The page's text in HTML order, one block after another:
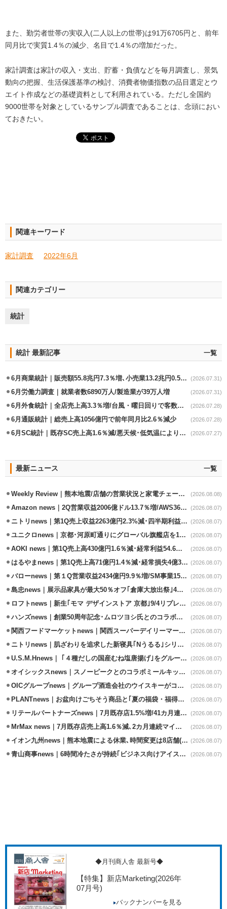
また、勤労者世帯の実収入(二人以上の世帯)は91万6705円と、前年
同月比で実質1.4％の減少、名目で1.4％の増加だった。
家計調査は家計の収入・支出、貯蓄・負債などを毎月調査し、景気
動向の把握、生活保護基準の検討、消費者物価指数の品目選定とウ
エイト作成などの基礎資料として利用されている。ただし全国約
9000世帯を対象としているサンプル調査であることは、念頭におい
ておきたい。
関連キーワード
家計調査 2022年6月
関連カテゴリー
統計
統計 最新記事 一覧
6月商業統計｜販売額55.8兆円7.3％増､小売業13.2兆円0.5％増 (2026.07.31)
6月労働力調査｜就業者数6890万人/製造業が39万人増 (2026.07.31)
6月外食統計｜全店売上高3.3％増/台風・曜日回りで客数失速も単価上昇が下支え (2026.07.28)
6月通販統計｜総売上高1056億円で前年同月比2.6％減少 (2026.07.28)
6月SC統計｜既存SC売上高1.6％減/悪天候･低気温により夏物不振 (2026.07.27)
最新ニュース 一覧
Weekly Review｜熊本地震/店舗の営業状況と家電チェーンの支援策 (2026.08.08)
Amazon news｜2Q営業収益2006億ドル13.7％増/AWS36.8％％増が貢献 (2026.08.07)
ニトリnews｜第1Q売上収益2263億円2.3%減･四半期利益1.4％減 (2026.08.07)
ユニクロnews｜京都･河原町通りにグローバル旗艦店を11/6開設 (2026.08.07)
AOKI news｜第1Q売上高430億円1.6％減･経常利益54.6％減 (2026.08.07)
はるやまnews｜第1Q売上高71億円1.4％減･経常損失4億3800万円 (2026.08.07)
バローnews｜第１Q営業収益2434億円9.9％増/SM事業15.5％増と絶好調 (2026.08.07)
島忠news｜展示品家具が最大50％オフ｢倉庫大放出祭｣4店舗限定で開催 (2026.08.07)
ロフトnews｜新生｢モマ デザインストア 京都｣9/4リプレイスオープン (2026.08.07)
ハンズnews｜創業50周年記念･ムロツヨシ氏とのコラボ企画｢ムロハンズ｣開催 (2026.08.07)
関西フードマーケットnews｜関西スーパーデイリーマート蒲生店8/7改装 (2026.08.07)
ニトリnews｜肌ざわりを追求した新寝具｢Nうるる｣シリーズを発売 (2026.08.07)
U.S.M.Hnews｜ ｢４種だしの国産むね塩唐揚げ｣をグループ610店で共同販促 (2026.08.07)
オイシックスnews｜スノーピークとのコラボミールキット8/13発売 (2026.08.07)
OICグループnews｜グループ酒造会社のウイスキーがコンペティション受賞 (2026.08.07)
PLANTnews｜お盆向けごちそう商品と｢夏の福袋・福得カート｣8/8から開催 (2026.08.07)
リテールパートナーズnews｜7月既存店1.5%増/41カ月連続増 (2026.08.07)
MrMax news｜7月既存店売上高1.6％減､2カ月連続マイナス (2026.08.07)
イオン九州news｜熊本地震による休業､時間変更は8店舗(8/7時点) (2026.08.07)
青山商事news｜6時間冷たさが持続｢ビジネス向けアイスベスト｣発売 (2026.08.07)
◆月刊商人舎 最新号◆
【特集】新店Marketing(2026年
07月号)
バックナンバーを見る